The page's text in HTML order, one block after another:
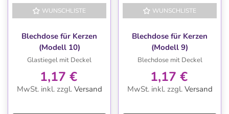
WUNSCHLISTE
Blechdose für Kerzen
(Modell 10)
Glastiegel mit Deckel
1,17 €
MwSt. inkl. zzgl. Versand
WUNSCHLISTE
Blechdose für Kerzen
(Modell 9)
Blechdose mit Deckel
1,17 €
MwSt. inkl. zzgl. Versand